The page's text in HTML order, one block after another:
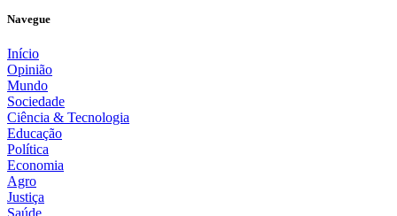
Navegue
Início
Opinião
Mundo
Sociedade
Ciência & Tecnologia
Educação
Política
Economia
Agro
Justiça
Saúde